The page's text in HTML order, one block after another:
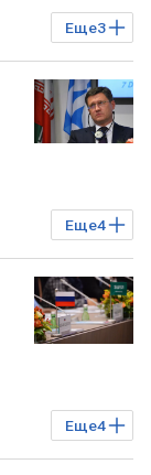
Еще3
Еще4
Еще4